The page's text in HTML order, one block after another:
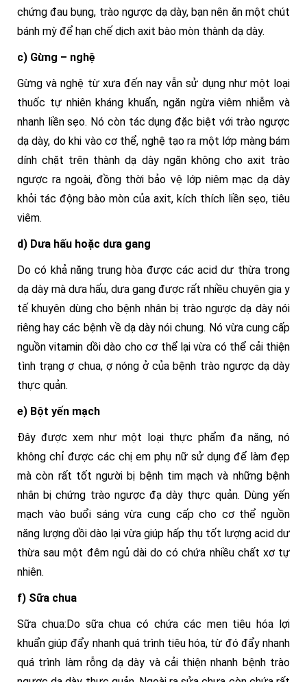
chứng đau bụng, trào ngược dạ dày, bạn nên ăn một chút
bánh mỳ để hạn chế dịch axit bào mòn thành dạ dày.
c) Gừng – nghệ
Gừng và nghệ từ xưa đến nay vẫn sử dụng như một loại
thuốc tự nhiên kháng khuẩn, ngăn ngừa viêm nhiễm và
nhanh liền sẹo. Nó còn tác dụng đặc biệt với trào ngược
dạ dày, do khi vào cơ thể, nghệ tạo ra một lớp màng bám
dính chặt trên thành dạ dày ngăn không cho axit trào
ngược ra ngoài, đồng thời bảo vệ lớp niêm mạc dạ dày
khỏi tác động bào mòn của axit, kích thích liền sẹo, tiêu
viêm.
d) Dưa hấu hoặc dưa gang
Do có khả năng trung hòa được các acid dư thừa trong
dạ dày mà dưa hấu, dưa gang được rất nhiều chuyên gia y
tế khuyên dùng cho bệnh nhân bị trào ngược dạ dày nói
riêng hay các bệnh về dạ dày nói chung. Nó vừa cung cấp
nguồn vitamin dồi dào cho cơ thể lại vừa có thể cải thiện
tình trạng ợ chua, ợ nóng ở của bệnh trào ngược dạ dày
thực quản.
e) Bột yến mạch
Đây được xem như một loại thực phẩm đa năng, nó
không chỉ được các chị em phụ nữ sử dụng để làm đẹp
mà còn rất tốt người bị bệnh tim mạch và những bệnh
nhân bị chứng trào ngược đạ dày thực quản. Dùng yến
mạch vào buổi sáng vừa cung cấp cho cơ thể nguồn
năng lượng dồi dào lại vừa giúp hấp thụ tốt lượng acid dư
thừa sau một đêm ngủ dài do có chứa nhiều chất xơ tự
nhiên.
f) Sữa chua
Sữa chua:Do sữa chua có chứa các men tiêu hóa lợi
khuẩn giúp đẩy nhanh quá trình tiêu hóa, từ đó đẩy nhanh
quá trình làm rỗng dạ dày và cải thiện nhanh bệnh trào